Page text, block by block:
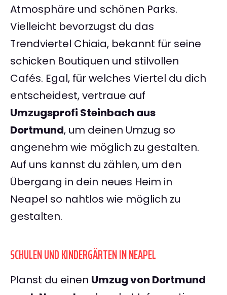
Atmosphäre und schönen Parks.
Vielleicht bevorzugst du das
Trendviertel Chiaia, bekannt für seine
schicken Boutiquen und stilvollen
Cafés. Egal, für welches Viertel du dich
entscheidest, vertraue auf
Umzugsprofi Steinbach aus
Dortmund, um deinen Umzug so
angenehm wie möglich zu gestalten.
Auf uns kannst du zählen, um den
Übergang in dein neues Heim in
Neapel so nahtlos wie möglich zu
gestalten.
SCHULEN UND KINDERGÄRTEN IN NEAPEL
Planst du einen Umzug von Dortmund